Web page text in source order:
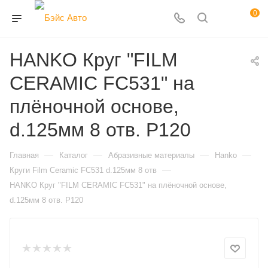
0
HANKO Круг "FILM
CERAMIC FC531" на
плёночной основе,
d.125мм 8 отв. Р120
Главная — Каталог — Абразивные материалы — Hanko —
Круги Film Ceramic FC531 d.125мм 8 отв —
HANKO Круг "FILM CERAMIC FC531" на плёночной основе,
d.125мм 8 отв. Р120